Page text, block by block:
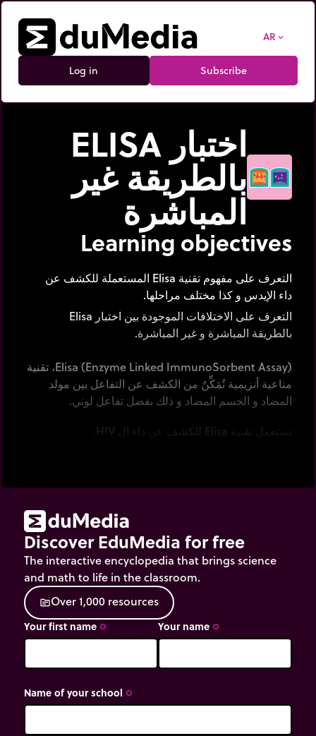
AR expand_more
Log in Subscribe
اختبار ELISA
بالطريقة غير
المباشرة
Learning objectives
التعرف على مفهوم تقنية Elisa المستعملة للكشف عن
داء الإيدس و كذا مختلف مراحلها.
التعرف على الاختلافات الموجودة بين اختبار Elisa
بالطريقة المباشرة و غير المباشرة.
(Elisa (Enzyme Linked ImmunoSorbent Assay، تقنية
مناعية أنزيمية تُمَكِّنُ من الكشف عن التفاعل بين مولد
المضاد و الجسم المضاد و ذلك بفضل تفاعل لوني.
تستعمل تقنية Elisa للكشف عن داء ال HIV.
Discover EduMedia for free
The interactive encyclopedia that brings science
and math to life in the classroom.
sourceOver1,000 resources
Your first name trip_origin Your name trip_origin
Name of your school trip_origin